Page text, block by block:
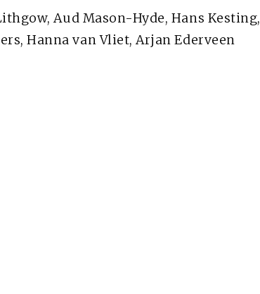
Aud Mason-Hyde, Hans Kesting,
Hanna van Vliet, Arjan Ederveen